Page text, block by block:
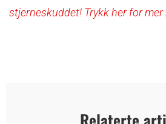
stjerneskuddet! Trykk her for